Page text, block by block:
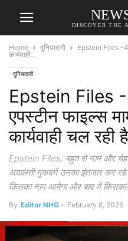
DISCOVER THE
Home दुनियादारी
Epstein Files -4:
कार्यवाही...
दुनियादारी
Epstein Files -
एपस्टीन फाइल्स
कार्यवाही चल रही
Epstein Files: बहुत से नाम और
अदालती मुकदमें उनका इंतजार कर रहे
किसका नाम आयेगा और बाद में
By Editor NHG - February 8, 2026